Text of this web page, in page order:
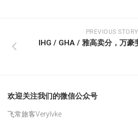
PREVIOUS STORY
IHG / GHA / 雅高卖分，万豪
欢迎关注我们的微信公众号
飞常旅客Verylvke